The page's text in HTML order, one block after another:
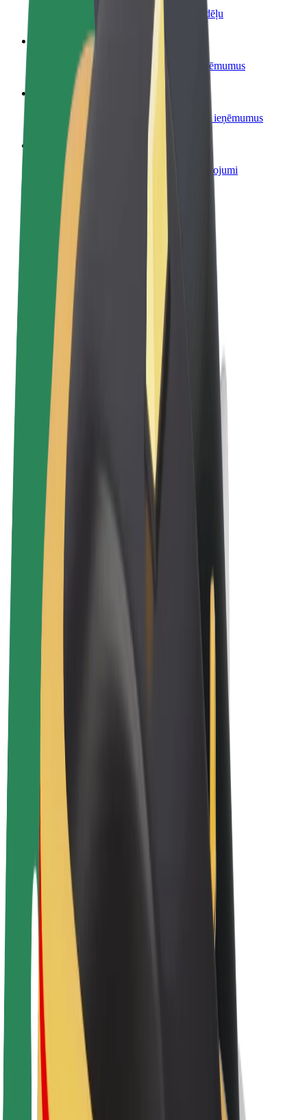
Piegādā ēdienu un saņem izmaksu ik nedēļu
Pievieno restorānu vai veikalu
Sasniedz vairāk klientu un paaugstini ieņēmumus
Reģistrējies kā autoparka īpašnieks
Pievieno savu autoparku Bolt un palielini ieņēmumus
Bolt for Business
Tavam uzņēmumam pielāgoti Bolt pakalpojumi
Noteikumi un nosacījumi
Privātuma politika
Sīkdatnes
© 2026 Bolt Technology OÜ
Pakalpojumi
Braucieni
Skrejriteņi
Bolt Market
Bolt Food
Bolt Drive
E-velosipēdi
Bolt Plus
Kurjerpartnera ieņēmumi
Reģistrē autoparku
Franšīzes
Par uzņēmumu
Karjera
Par Bolt
Bolt ilgtspējība
Project Zero
Blogs
Ziņu telpa
Zīmola vadlīnijas
Misija
Attiecības ar investoriem
Vadība
Zīmols
Mediji
Pilsētvides fonds
Drošība